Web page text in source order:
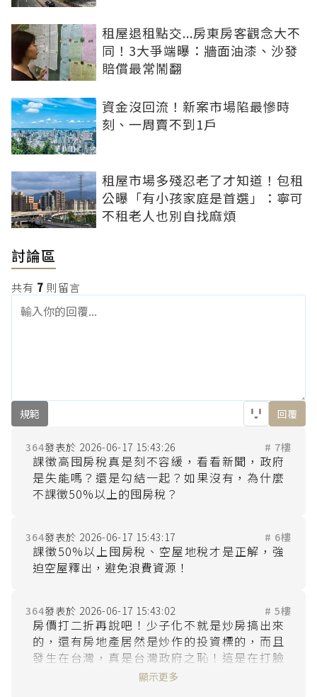
租屋退租點交...房東房客觀念大不
同！3大爭端曝：牆面油漆、沙發
賠償最常鬧翻
資金沒回流！新案市場陷最慘時
刻、一周賣不到1戶
租屋市場多殘忍老了才知道！包租
公曝「有小孩家庭是首選」：寧可
不租老人也別自找麻煩
討論區
共有 7 則留言
規範 回覆
364 2026-06-17 15:43:26 # 7樓
課徵高囤房稅真是刻不容緩，看看新聞，政府
是失能嗎？還是勾結一起？如果沒有，為什麼
364 2026-06-17 15:43:17 # 6樓
課徵50%以上囤房稅、空屋地稅才是正解，強
364 2026-06-17 15:43:02 # 5樓
房價打二折再說吧！少子化不就是炒房搞出來
的，還有房地產居然是炒作的投資標的，而且
發生在台灣，真是台灣政府之恥！這是在打臉
賴總統的國策＂居住正義＂嗎？該是時候第二
顯示更多